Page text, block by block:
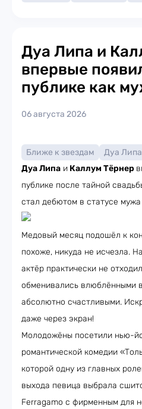
Дуа Липа и
впервые
публике как
06 августа 2026
Ближе к звездам
Дуа Липа
Дуа Липа и Каллум Тёрнер
публике после тайной
стал дебютом в статусе
Медовый месяц подошёл к
похоже, никуда не исчезла.
актёр практически не
обменивались влюблёнными
абсолютно счастливыми.
даже через экран!
Молодожёны посетили нью-
романтической комедии
которой одну из главных
выхода певица выбрала
Ferragamo с фирменным для